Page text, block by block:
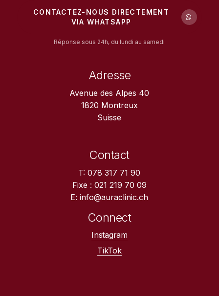
CONTACTEZ-NOUS DIRECTEMENT
VIA WHATSAPP
Réponse sous 24h, du lundi au samedi
Adresse
Avenue des Alpes 40
1820 Montreux
Suisse
Contact
T: 078 317 71 90
Fixe : 021 219 70 09
E: info@auraclinic.ch
Connect
Instagram
TikTok